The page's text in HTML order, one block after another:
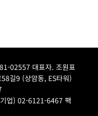
02557 대표자. 조원표
길9 (상암동, ES타워)
업) 02-6121-6467 팩